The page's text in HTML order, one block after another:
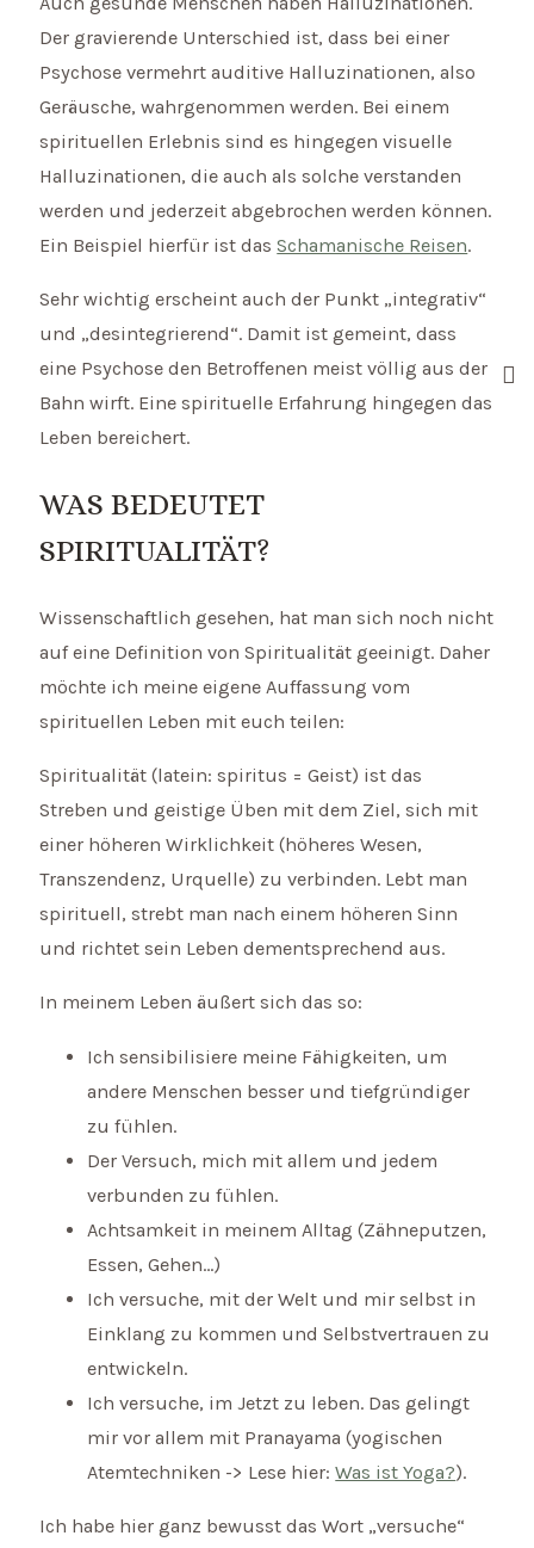
Der gravierende Unterschied ist, dass bei einer
Psychose vermehrt auditive Halluzinationen, also
Geräusche, wahrgenommen werden. Bei einem
spirituellen Erlebnis sind es hingegen visuelle
Halluzinationen, die auch als solche verstanden
werden und jederzeit abgebrochen werden können.
Ein Beispiel hierfür ist dasSchamanische Reisen.
Sehr wichtig erscheint auch der Punkt „integrativ“
und „desintegrierend“. Damit ist gemeint, dass
eine Psychose den Betroffenen meist völlig aus der
Bahn wirft. Eine spirituelle Erfahrung hingegen das
Leben bereichert.
WAS BEDEUTET
SPIRITUALITÄT?
Wissenschaftlich gesehen, hat man sich noch nicht
auf eine Definition von Spiritualität geeinigt. Daher
möchte ich meine eigene Auffassung vom
spirituellen Leben mit euch teilen:
Spiritualität (latein: spiritus = Geist) ist das
Streben und geistige Üben mit dem Ziel, sich mit
einer höheren Wirklichkeit (höheres Wesen,
Transzendenz, Urquelle) zu verbinden. Lebt man
spirituell, strebt man nach einem höheren Sinn
und richtet sein Leben dementsprechend aus.
In meinem Leben äußert sich das so:
Ich sensibilisiere meine Fähigkeiten, um
andere Menschen besser und tiefgründiger
zu fühlen.
Der Versuch, mich mit allem und jedem
verbunden zu fühlen.
Achtsamkeit in meinem Alltag (Zähneputzen,
Essen, Gehen…)
Ich versuche, mit der Welt und mir selbst in
Einklang zu kommen und Selbstvertrauen zu
entwickeln.
Ich versuche, im Jetzt zu leben. Das gelingt
mir vor allem mit Pranayama (yogischen
Atemtechniken -> Lese hier:Was ist Yoga?).
Ich habe hier ganz bewusst das Wort „versuche“